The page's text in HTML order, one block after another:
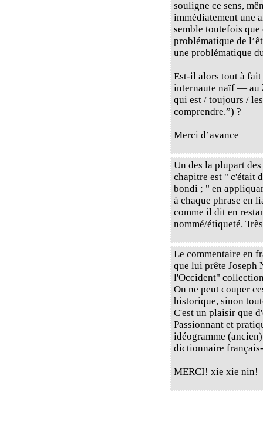
souligne ce sens,
immédiatement une
semble toutefois
problématique de
une problématique
Est-il alors tout à
internaute naïf — au
qui est / toujours /
comprendre.”) ?
Merci d’avance
Un des la plupart
chapitre est " c'était
bondi ; " en
à chaque phrase en
comme il dit en
nommé/étiqueté.
Le commentaire en
que lui prête Joseph
l'Occident"
On ne peut couper
historique, sinon
C'est un plaisir que
Passionnant et
idéogramme
dictionnaire
MERCI! xie xie nin!